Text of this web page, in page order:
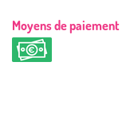
Moyens de paiement